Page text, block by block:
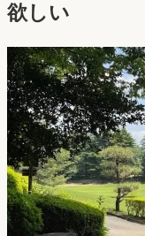
欲しい